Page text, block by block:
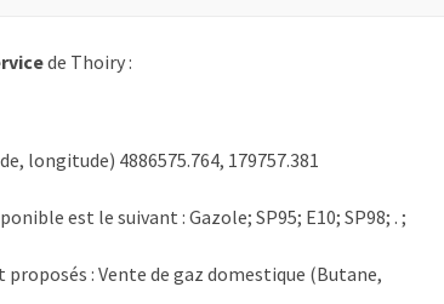
de Thoiry :
longitude) 4886575.764, 179757.381
est le suivant : Gazole; SP95; E10; SP98; . ;
proposés : Vente de gaz domestique (Butane,